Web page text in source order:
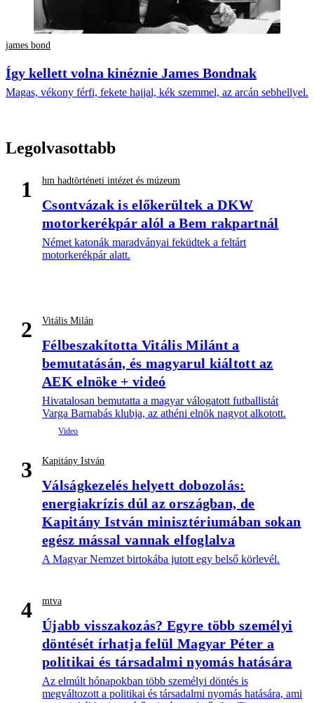
james bond
Így kellett volna kinéznie James Bondnak
Magas, vékony férfi, fekete hajjal, kék szemmel, az arcán sebhellyel.
Legolvasottabb
1 hm hadtörténeti intézet és múzeum
Csontvázak is előkerültek a DKW
motorkerékpár alól a Bem rakpartnál
Német katonák maradványai feküdtek a feltárt
motorkerékpár alatt.
2 Vitális Milán
Félbeszakította Vitális Milánt a
bemutatásán, és magyarul kiáltott az
AEK elnöke + videó
Hivatalosan bemutatta a magyar válogatott futballistát
Varga Barnabás klubja, az athéni elnök nagyot alkotott.
3 Kapitány István
Válságkezelés helyett dobozolás:
energiakrízis dúl az országban, de
Kapitány István minisztériumában sokan
egész mással vannak elfoglalva
A Magyar Nemzet birtokába jutott egy belső körlevél.
4 mtva
Újabb visszakozás? Egyre több személyi
döntését írhatja felül Magyar Péter a
politikai és társadalmi nyomás hatására
Az elmúlt hónapokban több személyi döntés is
megváltozott a politikai és társadalmi nyomás hatására, ami